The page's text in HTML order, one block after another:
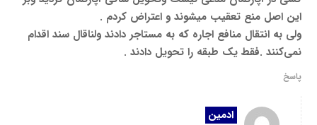
این اصل منع تعقیب میشوند و اعتراض کردم .
ولی به انتقال منافع اجاره که به مستاجر دادند ولناقال سند اقدام
نمی‌کنند .فقط یک طبقه را تحویل دادند .
پاسخ
ادمین